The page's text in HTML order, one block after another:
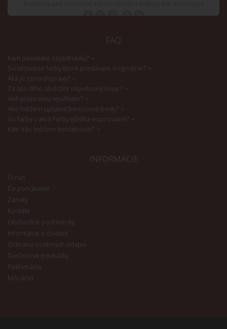
FAQ
Kam posielate objednávky?
Sú tetovacie farby ktoré predávate originálne?
Aká je cena dopravy?
Za ako dlho obdržím objednaný tovar?
Aké prepravcu využívate?
Ako môžem uplatniť bonusové body?
Sú farby v akcii Farby týždňa expirované?
Kde Vás môžem kontaktovať?
INFORMÁCIE
O nás
Čo ponúkame
Záruky
Kontakt
Obchodné podmienky
Informácie o dodaní
Ochrana osobných údajov
Darčekové poukážky
Reklamácie
Môj účet